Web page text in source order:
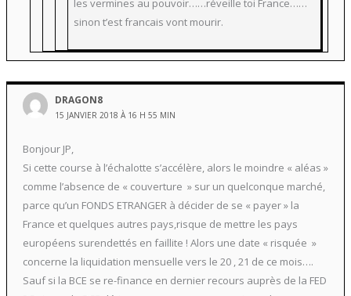
les vermines au pouvoir……réveille toi France……
sinon t’est francais vont mourir.
DRAGON8
15 JANVIER 2018 À 16 H 55 MIN
Bonjour JP,
Si cette course à l’échalotte s’accélère, alors le moindre « aléas »
comme l’absence de « couverture » sur un quelconque marché,
parce qu’un FONDS ETRANGER à décider de se « payer » la
France et quelques autres pays,risque de mettre les pays
européens surendettés en faillite ! Alors une date « risquée »
concerne la liquidation mensuelle vers le 20 , 21 de ce mois….
Sauf si la BCE se re-finance en dernier recours auprès de la FED